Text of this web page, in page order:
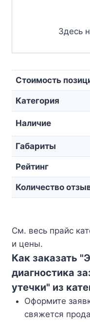
Здесь
Стоимость
Категория
Наличие
Габариты
Рейтинг
Количество
См. весь прайс
и цены.
Как заказать
диагностика
утечки" из
Оформите
свяжется